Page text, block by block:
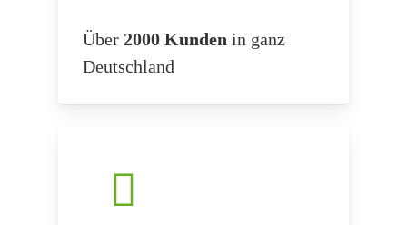
Über 2000 Kunden in ganz
Deutschland